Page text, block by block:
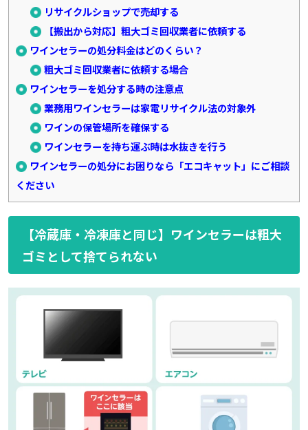
リサイクルショップで売却する
【搬出から対応】粗大ゴミ回収業者に依頼する
ワインセラーの処分料金はどのくらい？
粗大ゴミ回収業者に依頼する場合
ワインセラーを処分する時の注意点
業務用ワインセラーは家電リサイクル法の対象外
ワインの保管場所を確保する
ワインセラーを持ち運ぶ時は水抜きを行う
ワインセラーの処分にお困りなら「エコキャット」にご相談
ください
【冷蔵庫・冷凍庫と同じ】ワインセラーは粗大
ゴミとして捨てられない